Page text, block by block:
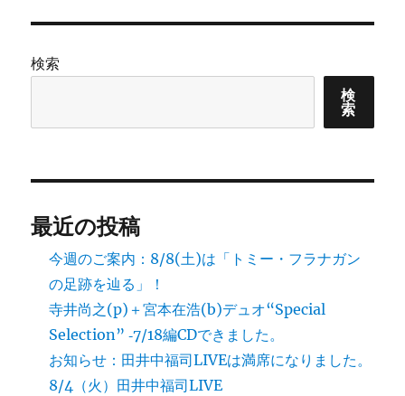
ゲ
ー
ン
検索
検
索
最近の投稿
今週のご案内：8/8(土)は「トミー・フラナガン
の足跡を辿る」！
寺井尚之(p)＋宮本在浩(b)デュオ“Special
Selection” ‐7/18編CDできました。
お知らせ：田井中福司LIVEは満席になりました。
8/4（火）田井中福司LIVE